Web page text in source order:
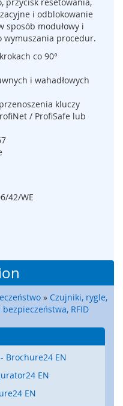
i odblokowanie
sposób modułowy i
wymuszania procedur.
co 90°
i wahadłowych
kluczy
/ ProfiSafe lub
42/WE
» Czujniki, rygle,
RFID
Brochure24 EN
EN
EN